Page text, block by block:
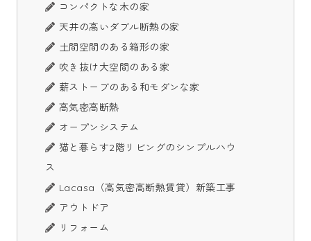
コンパクトな木の家
天井の高いダブル断熱の家
土間空間のある箱形の家
吹き抜け大空間のある家
薪ストーブのある和モダンな家
高気密高断熱
オープンシステム
猫と暮らす2階リビングのシンプルハウ
ス
Lacasa（高気密高断熱賃貸）新築工事
アウトドア
リフォーム